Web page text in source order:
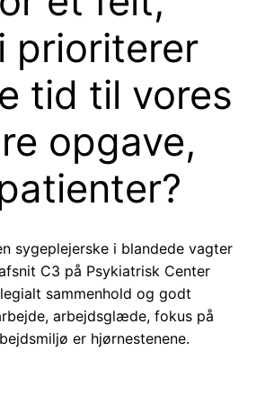
prioriterer
tid til vores
opgave,
sygeplejerske i blandede vagter
C3 på Psykiatrisk Center
sammenhold og godt
arbejdsglæde, fokus på
er hjørnestenene.